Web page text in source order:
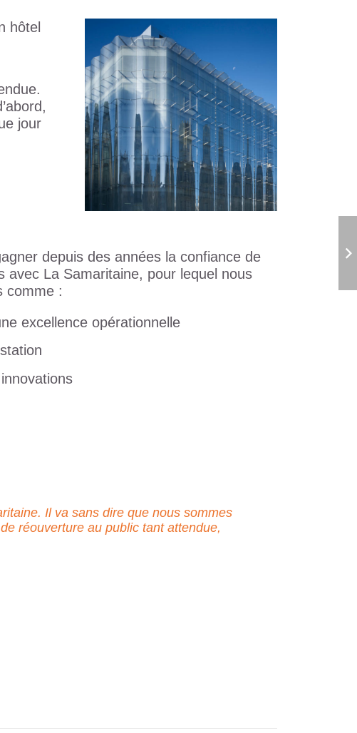
hôtel
jour
depuis des années la confiance de
avec La Samaritaine, pour lequel nous
comme :
excellence opérationnelle
Il va sans dire que nous sommes
réouverture au public tant attendue,